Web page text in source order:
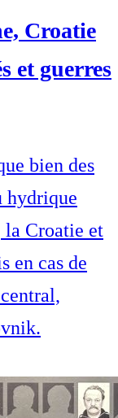
Croatie
et guerres
bien des
hydrique
la Croatie et
en cas de